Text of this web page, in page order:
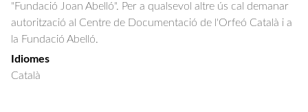
"Fundació Joan Abelló". Per a qualsevol altre ús cal demanar
autorització al Centre de Documentació de l'Orfeó Català i a
la Fundació Abelló.
Idiomes
Català